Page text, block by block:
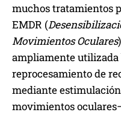
muchos tratamientos
EMDR (
Movimientos Oculares
ampliamente utilizada
reprocesamiento de
mediante
movimientos